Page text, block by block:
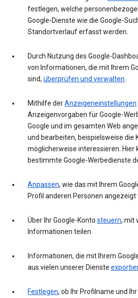
festlegen, welche
Google-Dienste wie die Google-
Standortverlauf erfasst werden.
Durch Nutzung des Google-
von Informationen, die mit Ihrem
sind, überprüfen und verwalten.
Mithilfe derAnzeigeneinstellungen
Anzeigenvorgaben für Google-
Google und im gesamten Web
und bearbeiten, beispielsweise die
möglicherweise interessieren. Hier
bestimmte Google-Werbedienste
Anpassen, wie das mit Ihrem
Profil anderen Personen angezeigt
Über Ihr Google-Konto steuern, mit
Informationen teilen.
Informationen, die mit Ihrem
aus vielen unserer Dienste
Festlegen, ob Ihr Profilname und